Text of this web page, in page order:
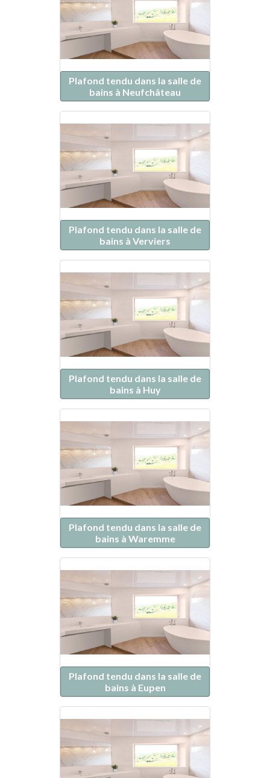
Plafond tendu dans la salle de
bains à Neufchâteau
Plafond tendu dans la salle de
bains à Verviers
Plafond tendu dans la salle de
bains à Huy
Plafond tendu dans la salle de
bains à Waremme
Plafond tendu dans la salle de
bains à Eupen